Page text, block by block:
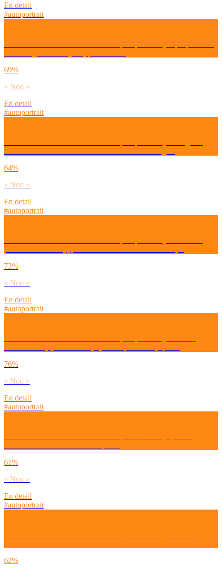
En detail
#autoportrait
69%
« Non »
En detail
#autoportrait
64%
« Non »
En detail
#autoportrait
73%
« Non »
En detail
#autoportrait
76%
« Non »
En detail
#autoportrait
61%
« Non »
En detail
#autoportrait
62%